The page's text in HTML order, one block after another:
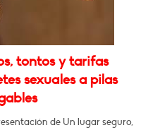
tontos y tarifas
sexuales a pilas
de Un lugar seguro,